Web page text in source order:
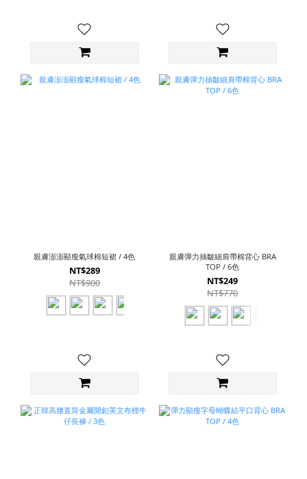
親膚澎澎顯瘦氣球棉短裙 / 4色
NT$289
NT$900
親膚彈力抽皺細肩帶棉背心 BRA
TOP / 6色
NT$249
NT$770